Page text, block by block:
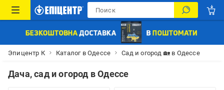
Эпицентр К Каталог в Одессе Сад и огород 🏡 в Одессе
Дача, сад и огород в Одессе